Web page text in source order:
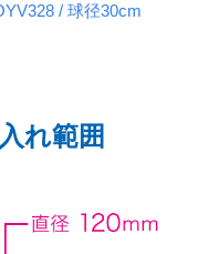
/ 球径30cm
れ範囲